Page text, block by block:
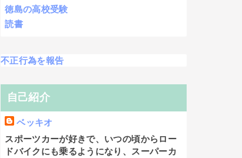
徳島の高校受験
読書
不正行為を報告
自己紹介
ベッキオ
スポーツカーが好きで、いつの頃からロー
ドバイクにも乗るようになり、スーパーカ